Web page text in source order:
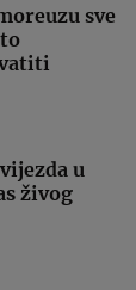
sve
u
živog